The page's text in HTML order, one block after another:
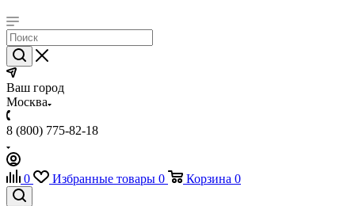
Ваш город
Москва
8 (800) 775-82-18
0 Избранные товары 0 Корзина 0